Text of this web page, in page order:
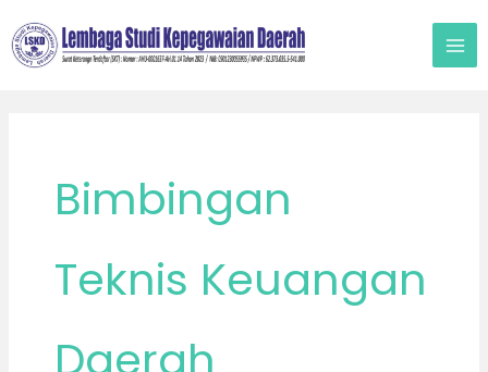
ke
konten
Bimbingan
Teknis Keuangan